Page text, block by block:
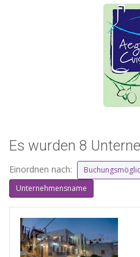
Es wurden 8
Einordnen nach:
Unternehmensname